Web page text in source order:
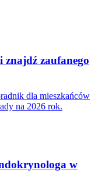
znajdź zaufanego
dla mieszkańców
na 2026 rok.
w